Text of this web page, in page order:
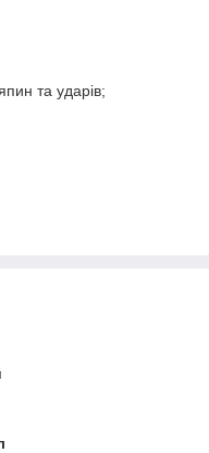
та ударів;